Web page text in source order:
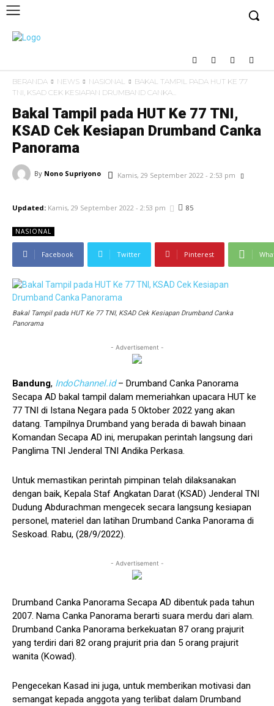
BERANDA NEWS NASIONAL
BAKAL TAMPIL PADA HUT KE 77
TNI, KSAD CEK KESIAPAN DRUMBAND CANKA...
Bakal Tampil pada HUT Ke 77 TNI,
KSAD Cek Kesiapan Drumband Canka
Panorama
By Nono Supriyono Kamis, 29 September 2022 - 2:53 pm
Updated: Kamis, 29 September 2022 - 2:53 pm 85
NASIONAL
Facebook Twitter Pinterest
Bakal Tampil pada HUT Ke 77 TNI, KSAD Cek Kesiapan Drumband Canka
Panorama
- Advertisement -
Bandung, IndoChannel.id – Drumband Canka Panorama
Secapa AD bakal tampil dalam memeriahkan upacara HUT ke
77 TNI di Istana Negara pada 5 Oktober 2022 yang akan
datang. Tampilnya Drumband yang berada di bawah binaan
Komandan Secapa AD ini, merupakan perintah langsung dari
Panglima TNI Jenderal TNI Andika Perkasa.
Untuk memastikan perintah pimpinan telah dilaksanakan
dengan baik, Kepala Staf Angkatan Darat (KSAD) Jenderal TNI
Dudung Abdurachman mengecek secara langsung kesiapan
personel, materiel dan latihan Drumband Canka Panorama di
Seskoad. Rabu, (28/9/2022).
- Advertisement -
Drumband Canka Panorama Secapa AD dibentuk pada tahun
2007. Nama Canka Panorama berarti suara merdu dari alam.
Drumband Canka Panorama berkekuatan 87 orang prajurit
yang terdiri dari 82 orang prajurit pria dan 5 orang prajurit
wanita (Kowad).
Pengecekan Kasad ini juga, untuk memberikan motivasi dan
semangat kepada anggota yang terlibat dalam Drumband